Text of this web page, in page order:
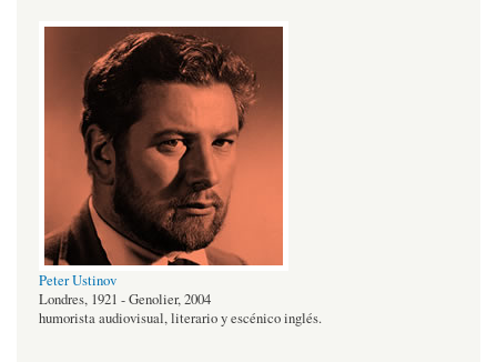
Peter Ustinov
Londres, 1921 - Genolier, 2004
humorista audiovisual, literario y escénico inglés.